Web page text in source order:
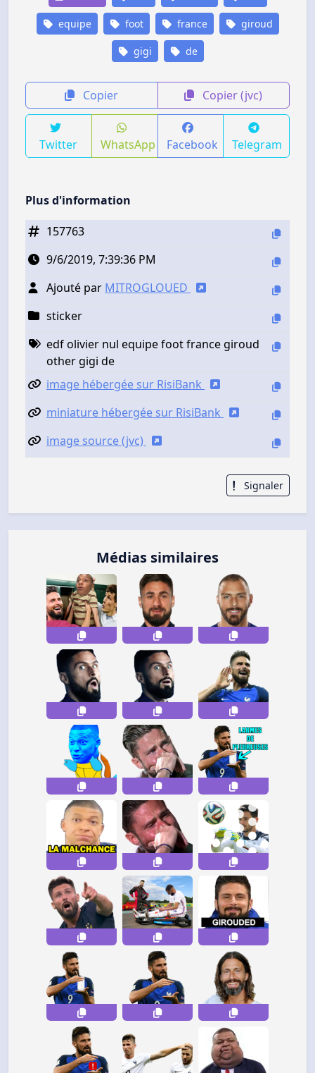
equipe foot france giroud
gigi de
Copier Copier (jvc)
Twitter WhatsApp Facebook Telegram
Plus d'information
157763
9/6/2019, 7:39:36 PM
Ajouté par MITROGLOUED
sticker
edf olivier nul equipe foot france giroud
other gigi de
image hébergée sur RisiBank
miniature hébergée sur RisiBank
image source (jvc)
Signaler
Médias similaires